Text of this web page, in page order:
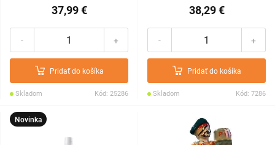
37,99 €
- +
Pridať do košíka
Skladom Kód: 25286
38,29 €
- +
Pridať do košíka
Skladom Kód: 7286
Novinka